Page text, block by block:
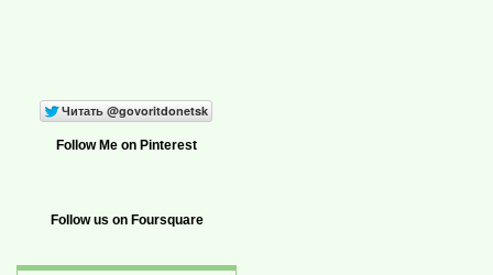
Follow Me on Pinterest
Follow us on Foursquare